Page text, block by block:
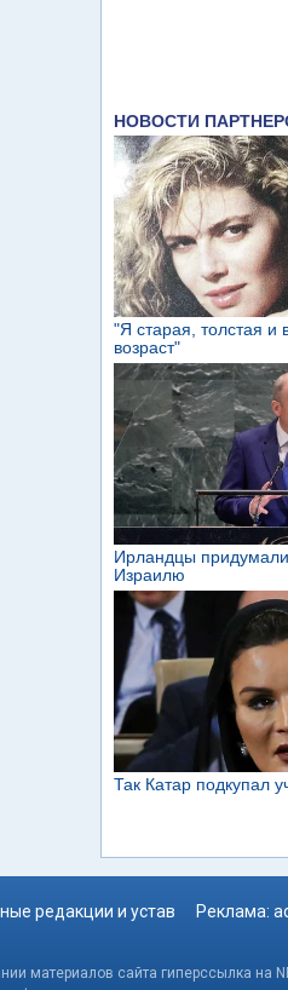
редакции и устав Реклама:
материалов сайта гиперссылка на